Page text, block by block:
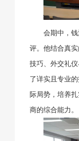
会期中，
评。他结合真
技巧、外交礼
了详实且专业
际局势，培养
商的综合能力。